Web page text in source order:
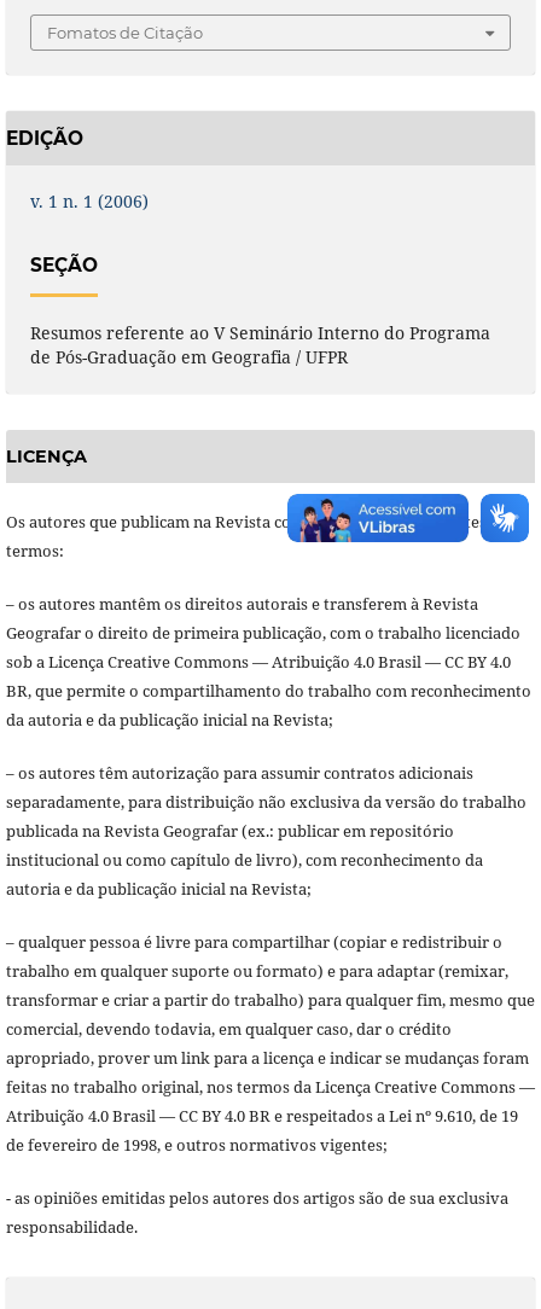
Fomatos de Citação
EDIÇÃO
v. 1 n. 1 (2006)
SEÇÃO
Resumos referente ao V Seminário Interno do Programa
de Pós-Graduação em Geografia / UFPR
LICENÇA
Os autores que publicam na Revista concordam com os seguintes
termos:
– os autores mantêm os direitos autorais e transferem à Revista
Geografar o direito de primeira publicação, com o trabalho licenciado
sob a Licença Creative Commons — Atribuição 4.0 Brasil — CC BY 4.0
BR, que permite o compartilhamento do trabalho com reconhecimento
da autoria e da publicação inicial na Revista;
– os autores têm autorização para assumir contratos adicionais
separadamente, para distribuição não exclusiva da versão do trabalho
publicada na Revista Geografar (ex.: publicar em repositório
institucional ou como capítulo de livro), com reconhecimento da
autoria e da publicação inicial na Revista;
– qualquer pessoa é livre para compartilhar (copiar e redistribuir o
trabalho em qualquer suporte ou formato) e para adaptar (remixar,
transformar e criar a partir do trabalho) para qualquer fim, mesmo que
comercial, devendo todavia, em qualquer caso, dar o crédito
apropriado, prover um link para a licença e indicar se mudanças foram
feitas no trabalho original, nos termos da Licença Creative Commons —
Atribuição 4.0 Brasil — CC BY 4.0 BR e respeitados a Lei nº 9.610, de 19
de fevereiro de 1998, e outros normativos vigentes;
- as opiniões emitidas pelos autores dos artigos são de sua exclusiva
responsabilidade.